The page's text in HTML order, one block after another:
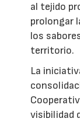
al tejido
prolongar
los
territorio.
La
visibilidad